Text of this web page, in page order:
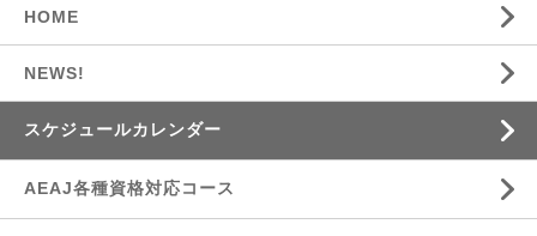
HOME
NEWS!
スケジュールカレンダー
AEAJ各種資格対応コース